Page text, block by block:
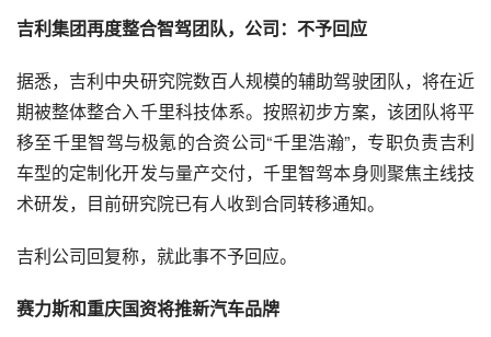
吉利集团再度整合智驾团队，公司：不予回应
据悉，吉利中央研究院数百人规模的辅助驾驶团队，将在近
期被整体整合入千里科技体系。按照初步方案，该团队将平
移至千里智驾与极氪的合资公司“千里浩瀚”，专职负责吉利
车型的定制化开发与量产交付，千里智驾本身则聚焦主线技
术研发，目前研究院已有人收到合同转移通知。
吉利公司回复称，就此事不予回应。
赛力斯和重庆国资将推新汽车品牌